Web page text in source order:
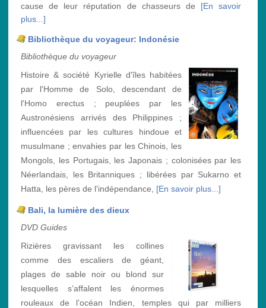
cause de leur réputation de chasseurs de [En savoir
plus...]
Bibliothèque du voyageur: Indonésie
Bibliothèque du voyageur
Histoire & société Kyrielle d'îles habitées
par l'Homme de Solo, descendant de
l'Homo erectus ; peuplées par les
Austronésiens arrivés des Philippines ;
influencées par les cultures hindoue et
musulmane ; envahies par les Chinois, les
Mongols, les Portugais, les Japonais ; colonisées par les
Néerlandais, les Britanniques ; libérées par Sukarno et
Hatta, les pères de l'indépendance, [En savoir plus...]
Bali, la lumière des dieux
DVD Guides
Rizières gravissant les collines
comme des escaliers de géant,
plages de sable noir ou blond sur
lesquelles s’affalent les énormes
rouleaux de l’océan Indien, temples qui par milliers